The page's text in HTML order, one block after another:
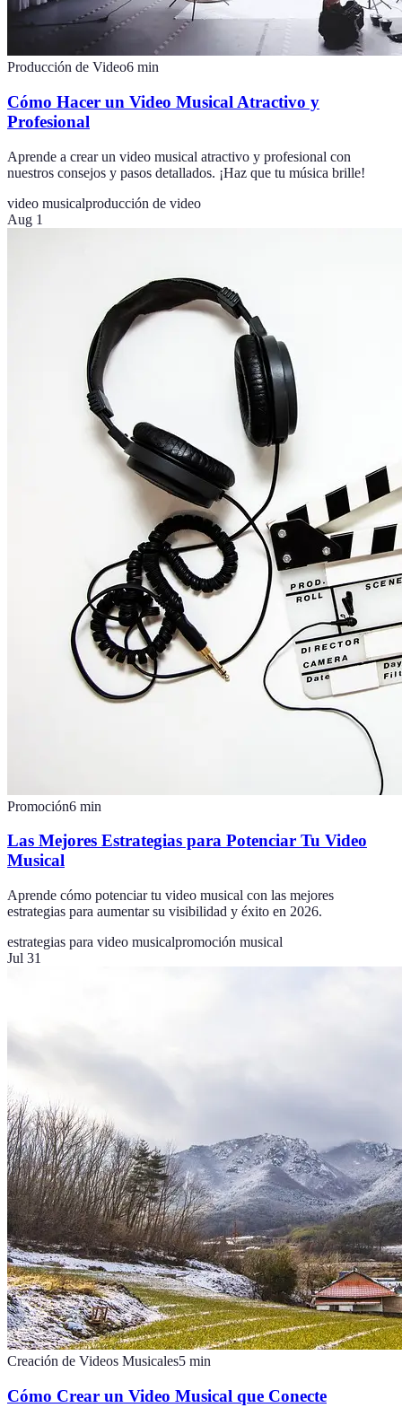
Producción de Video6 min
Cómo Hacer un Video Musical Atractivo y
Profesional
Aprende a crear un video musical atractivo y profesional con
nuestros consejos y pasos detallados. ¡Haz que tu música brille!
video musicalproducción de video
Aug 1
Promoción6 min
Las Mejores Estrategias para Potenciar Tu Video
Musical
Aprende cómo potenciar tu video musical con las mejores
estrategias para aumentar su visibilidad y éxito en 2026.
estrategias para video musicalpromoción musical
Jul 31
Creación de Videos Musicales5 min
Cómo Crear un Video Musical que Conecte